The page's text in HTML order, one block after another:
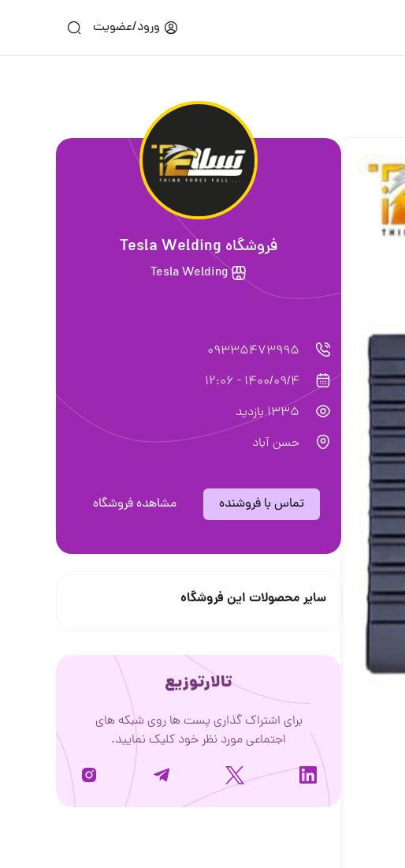
ورود/عضویت
فروشگاه Tesla Welding
Tesla Welding
09335473995
1400/09/4 - 12:06
1335 بازدید
حسن آباد
تماس با فروشنده مشاهده فروشگاه
سایر محصولات این فروشگاه
تالارتوزیع
برای اشتراک گذاری پست ها روی شبکه های
اجتماعی مورد نظر خود کلیک نمایید.